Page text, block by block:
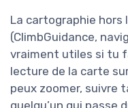
La cartographie
(ClimbGuidance,
vraiment utiles si tu
lecture de la carte
peux zoomer, suivre